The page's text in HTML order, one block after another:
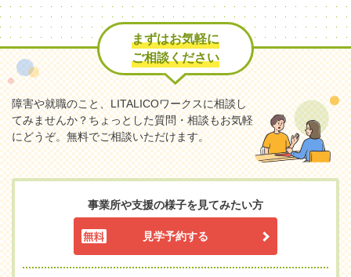
まずはお気軽に
ご相談ください
障害や就職のこと、LITALICOワークスに相談し
てみませんか？ちょっとした質問・相談もお気軽
にどうぞ。無料でご相談いただけます。
事業所や支援の様子を見てみたい方
見学予約する